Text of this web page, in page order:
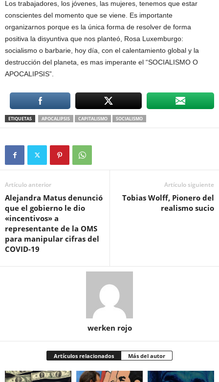
Los trabajadores, los jóvenes, las mujeres, tenemos que estar
conscientes del momento que se viene. Es importante
organizarnos porque es la única forma de resolver de forma
positiva la disyuntiva que nos planteó, Rosa Luxemburgo:
socialismo o barbarie, hoy día, con el calentamiento global y la
destrucción del planeta, es mas imperante el “SOCIALISMO O
APOCALIPSIS”.
ETIQUETAS APOCALIPSIS CAPITALISMO SOCIALISMO
Artículo anterior
Alejandra Matus denunció
que el gobierno le dio
«incentivos» a
representante de la OMS
para manipular cifras del
COVID-19
Artículo siguiente
Tobias Wolff, Pionero del
realismo sucio
werken rojo
Artículos relacionados Más del autor